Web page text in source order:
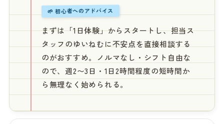
🌱 初心者へのアドバイス
まずは「1日体験」からスタートし、担当ス
タッフのゆいねむに不安点を直接相談する
のがおすすめ。ノルマなし・シフト自由な
ので、週2〜3日・1日2時間程度の短時間か
ら無理なく始められる。